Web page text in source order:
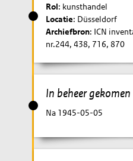
Rol: kunsthandel
Locatie: Düsseldorf
Archiefbron: ICN
nr.244, 438, 716, 870
In beheer
Na 1945-05-05